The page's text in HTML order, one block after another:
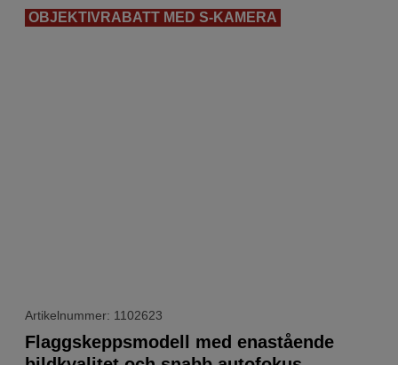
OBJEKTIVRABATT MED S-KAMERA
Artikelnummer: 1102623
Flaggskeppsmodell med enastående